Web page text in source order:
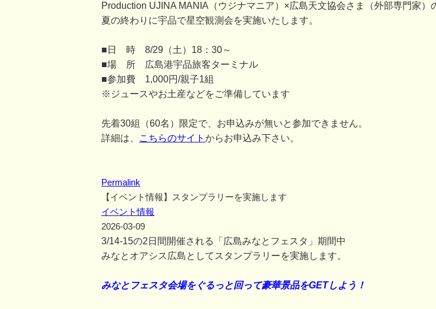
Production UJINA MANIA（ウジナマニア）×広島天文協会さま（外部専門家）
夏の終わりに宇品で星空観測会を実施いたします。
■日 時 8/29（土）18：30～
■場 所 広島港宇品旅客ターミナル
■参加費 1,000円/親子1組
※ジュースやお土産などをご準備しています
先着30組（60名）限定で、お申込みが無いと参加できません。
詳細は、
こちらのサイト からお申込み下さい。
Permalink
【イベント情報】スタンプラリーを実施します
イベント情報
2026-03-09
3/14-15の2日間開催される「広島みなとフェスタ」期間中
みなとオアシス広島としてスタンプラリーを実施します。
みなとフェスタ会場をぐるっと回って豪華景品をGETしよう！